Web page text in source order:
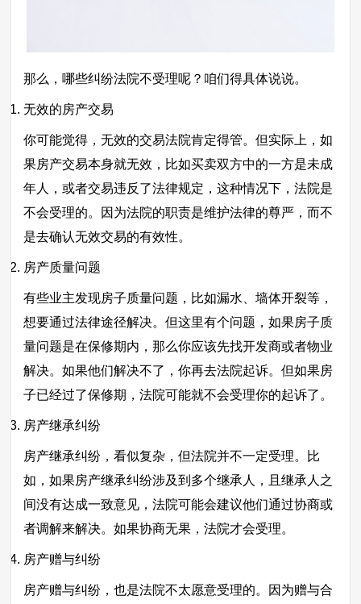
那么，哪些纠纷法院不受理呢？咱们得具体说说。
无效的房产交易
你可能觉得，无效的交易法院肯定得管。但实际上，如
果房产交易本身就无效，比如买卖双方中的一方是未成
年人，或者交易违反了法律规定，这种情况下，法院是
不会受理的。因为法院的职责是维护法律的尊严，而不
是去确认无效交易的有效性。
房产质量问题
有些业主发现房子质量问题，比如漏水、墙体开裂等，
想要通过法律途径解决。但这里有个问题，如果房子质
量问题是在保修期内，那么你应该先找开发商或者物业
解决。如果他们解决不了，你再去法院起诉。但如果房
子已经过了保修期，法院可能就不会受理你的起诉了。
房产继承纠纷
房产继承纠纷，看似复杂，但法院并不一定受理。比
如，如果房产继承纠纷涉及到多个继承人，且继承人之
间没有达成一致意见，法院可能会建议他们通过协商或
者调解来解决。如果协商无果，法院才会受理。
房产赠与纠纷
房产赠与纠纷，也是法院不太愿意受理的。因为赠与合